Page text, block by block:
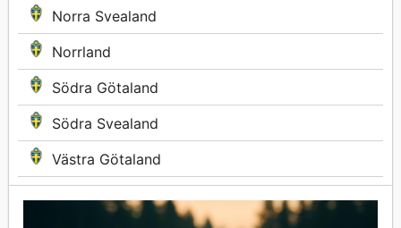
Norra Svealand
Norrland
Södra Götaland
Södra Svealand
Västra Götaland